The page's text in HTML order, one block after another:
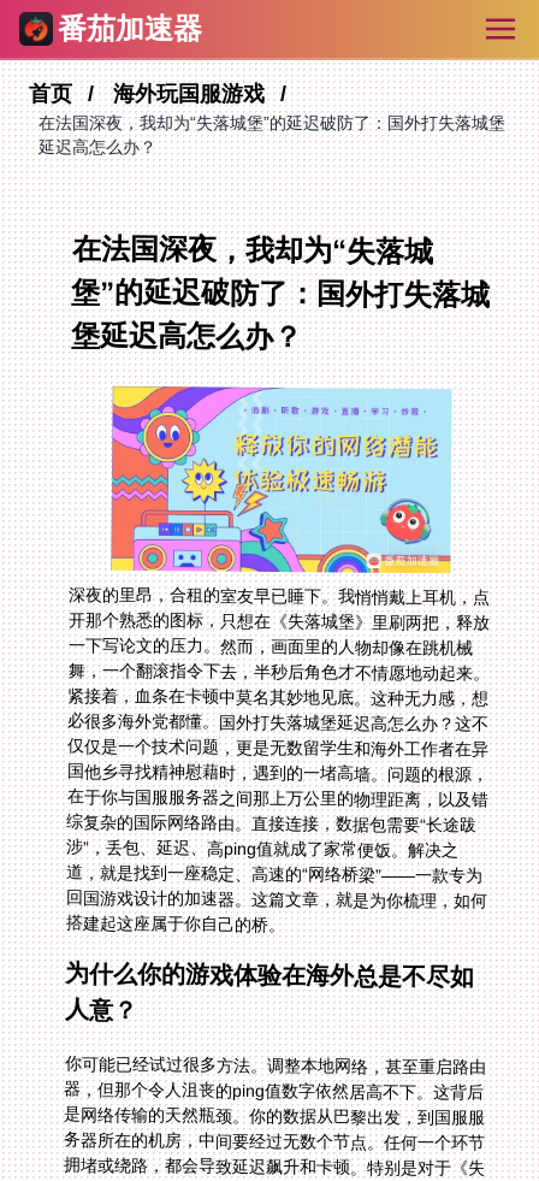
番茄加速器
首页 海外玩国服游戏
在法国深夜，我却为“失落城堡”的延迟破防了：国外打失落城堡
延迟高怎么办？
在法国深夜，我却为“失落城
堡”的延迟破防了：国外打失落城
堡延迟高怎么办？
深夜的里昂，合租的室友早已睡下。我悄悄戴上耳机，点
开那个熟悉的图标，只想在《失落城堡》里刷两把，释放
一下写论文的压力。然而，画面里的人物却像在跳机械
舞，一个翻滚指令下去，半秒后角色才不情愿地动起来。
紧接着，血条在卡顿中莫名其妙地见底。这种无力感，想
必很多海外党都懂。国外打失落城堡延迟高怎么办？这不
仅仅是一个技术问题，更是无数留学生和海外工作者在异
国他乡寻找精神慰藉时，遇到的一堵高墙。问题的根源，
在于你与国服服务器之间那上万公里的物理距离，以及错
综复杂的国际网络路由。直接连接，数据包需要“长途跋
涉”，丢包、延迟、高ping值就成了家常便饭。解决之
道，就是找到一座稳定、高速的“网络桥梁”——一款专为
回国游戏设计的加速器。这篇文章，就是为你梳理，如何
搭建起这座属于你自己的桥。
为什么你的游戏体验在海外总是不尽如
人意？
你可能已经试过很多方法。调整本地网络，甚至重启路由
器，但那个令人沮丧的ping值数字依然居高不下。这背后
是网络传输的天然瓶颈。你的数据从巴黎出发，到国服服
务器所在的机房，中间要经过无数个节点。任何一个环节
拥堵或绕路，都会导致延迟飙升和卡顿。特别是对于《失
落城堡》这类需要快速反应的动作游戏，几十毫秒的差异
就决定了你是秀操作还是看黑白屏幕。普通的VPN并非为
游戏设计，它们往往追求匿名性而非低延迟，线路也不够